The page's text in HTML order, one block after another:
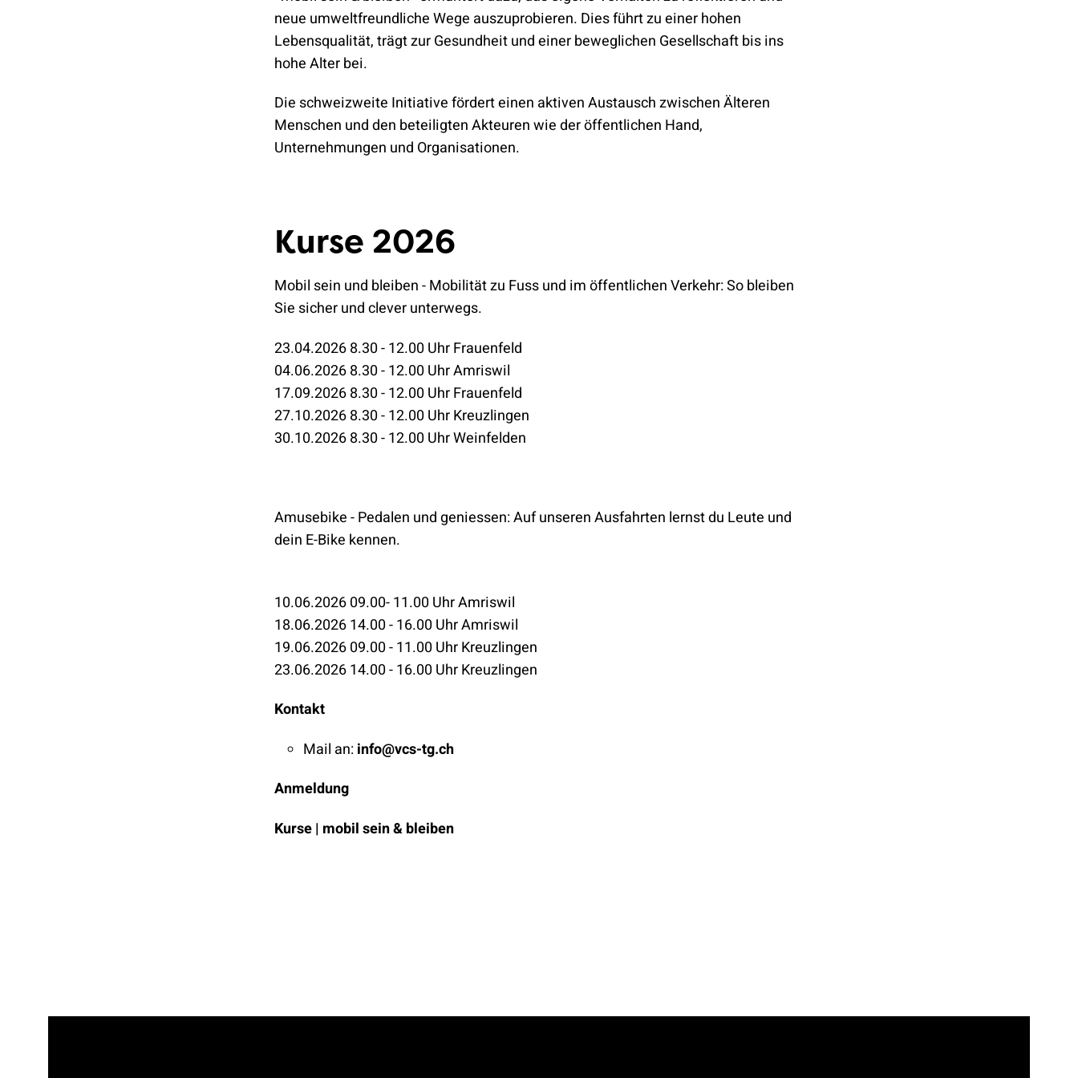
neue umweltfreundliche Wege auszuprobieren. Dies führt zu einer hohen
Lebensqualität, trägt zur Gesundheit und einer beweglichen Gesellschaft bis ins
hohe Alter bei.
Die schweizweite Initiative fördert einen aktiven Austausch zwischen Älteren
Menschen und den beteiligten Akteuren wie der öffentlichen Hand,
Unternehmungen und Organisationen.
Kurse 2026
Mobil sein und bleiben - Mobilität zu Fuss und im öffentlichen Verkehr: So bleiben
Sie sicher und clever unterwegs.
23.04.2026 8.30 - 12.00 Uhr Frauenfeld
04.06.2026 8.30 - 12.00 Uhr Amriswil
17.09.2026 8.30 - 12.00 Uhr Frauenfeld
27.10.2026 8.30 - 12.00 Uhr Kreuzlingen
30.10.2026 8.30 - 12.00 Uhr Weinfelden
Amusebike - Pedalen und geniessen: Auf unseren Ausfahrten lernst du Leute und
dein E-Bike kennen.
10.06.2026 09.00- 11.00 Uhr Amriswil
18.06.2026 14.00 - 16.00 Uhr Amriswil
19.06.2026 09.00 - 11.00 Uhr Kreuzlingen
23.06.2026 14.00 - 16.00 Uhr Kreuzlingen
Kontakt
Mail an:info@vcs-tg.ch
Anmeldung
Kurse | mobil sein & bleiben